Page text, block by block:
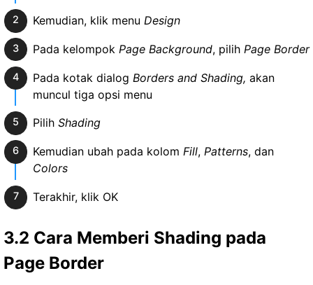
Kemudian, klik menu Design
Pada kelompok Page Background, pilih Page Border
Pada kotak dialog Borders and Shading, akan
muncul tiga opsi menu
Pilih Shading
Kemudian ubah pada kolom Fill, Patterns, dan
Colors
Terakhir, klik OK
3.2 Cara Memberi Shading pada
Page Border